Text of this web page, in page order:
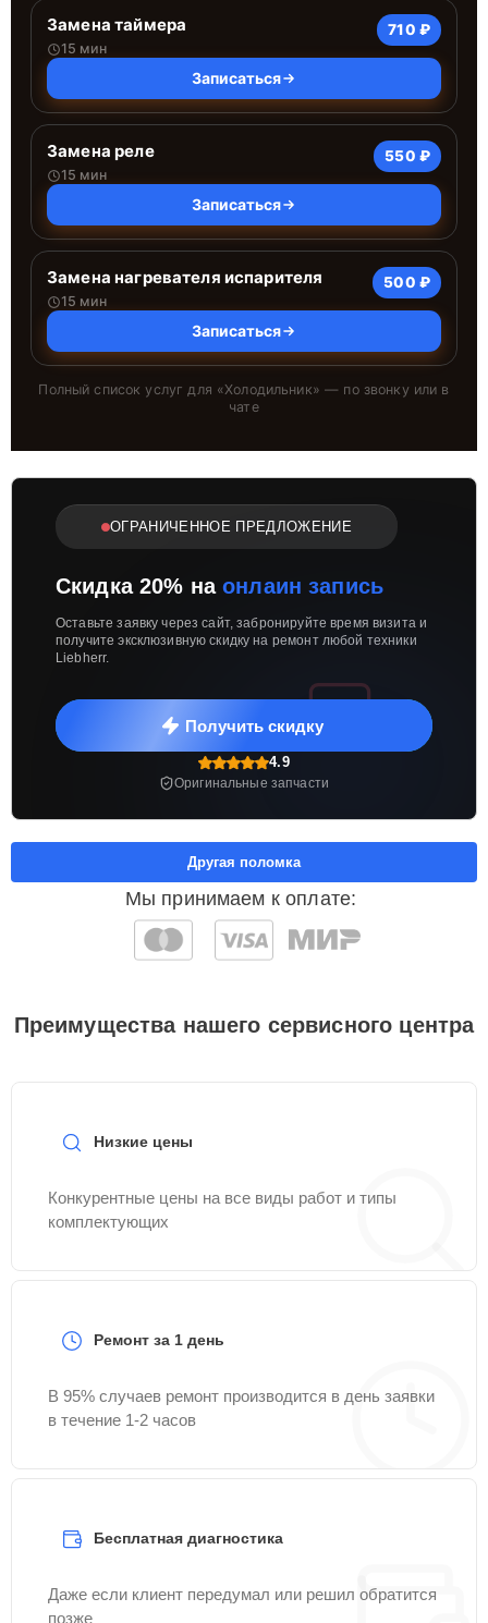
Замена таймера
15 мин
710 ₽
Записаться
Замена реле
15 мин
550 ₽
Записаться
Замена нагревателя испарителя
15 мин
500 ₽
Записаться
Полный список услуг для «Холодильник» — по звонку или в
чате
ОГРАНИЧЕННОЕ ПРЕДЛОЖЕНИЕ
Скидка 20% наонлаин запись
Оставьте заявку через сайт, забронируйте время визита и
получите эксклюзивную скидку на ремонт любой техники
Liebherr.
Получить скидку
4.9
Оригинальные запчасти
Мы принимаем к оплате:
Другая поломка
Преимущества нашего сервисного центра
Низкие цены
Конкурентные цены на все виды работ и типы
комплектующих
Ремонт за 1 день
В 95% случаев ремонт производится в день заявки
в течение 1-2 часов
Бесплатная диагностика
Даже если клиент передумал или решил обратится
позже